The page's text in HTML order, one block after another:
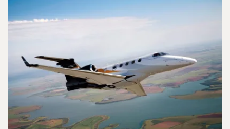
Miejsca
Prędkość (km/h)
Zasięg (km)
Zasięg (NM)